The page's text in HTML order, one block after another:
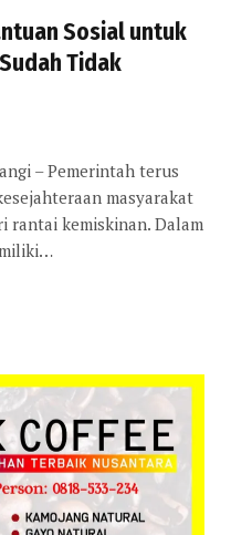
Sosial untuk
Tidak
– Pemerintah terus
masyarakat
rantai kemiskinan. Dalam